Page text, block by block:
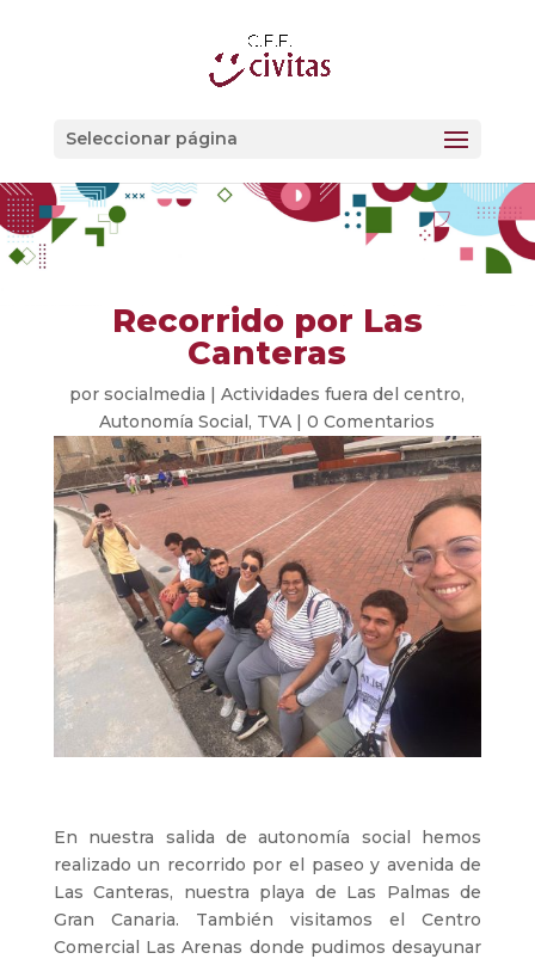
Seleccionar página
Recorrido por Las
Canteras
porsocialmedia |Actividades fuera del centro,
Autonomía Social, TVA |0 Comentarios
En nuestra salida de autonomía social hemos
realizado un recorrido por el paseo y avenida de
Las Canteras, nuestra playa de Las Palmas de
Gran Canaria. También visitamos el Centro
Comercial Las Arenas donde pudimos desayunar